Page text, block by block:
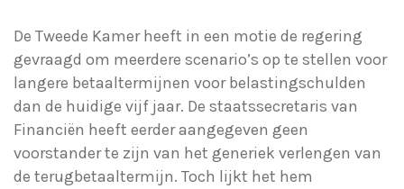
De Tweede Kamer heeft in een motie de regering
gevraagd om meerdere scenario’s op te stellen voor
langere betaaltermijnen voor belastingschulden
dan de huidige vijf jaar. De staatssecretaris van
Financiën heeft eerder aangegeven geen
voorstander te zijn van het generiek verlengen van
de terugbetaaltermijn. Toch lijkt het hem